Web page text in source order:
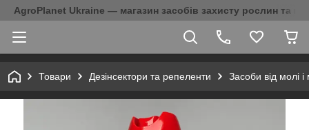
AgroPlanet Ukraine — магазин засобів захисту рослин та
Товари Дезінсектори та репеленти Засоби від молі і